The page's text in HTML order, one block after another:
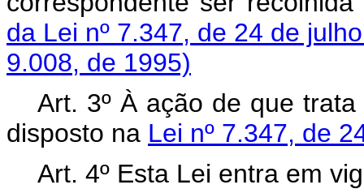
da Lei nº 7.347, de 24 de
9.008, de 1995)
Art. 3º À ação de que
disposto na Lei nº 7.347, de
Art. 4º Esta Lei entra em